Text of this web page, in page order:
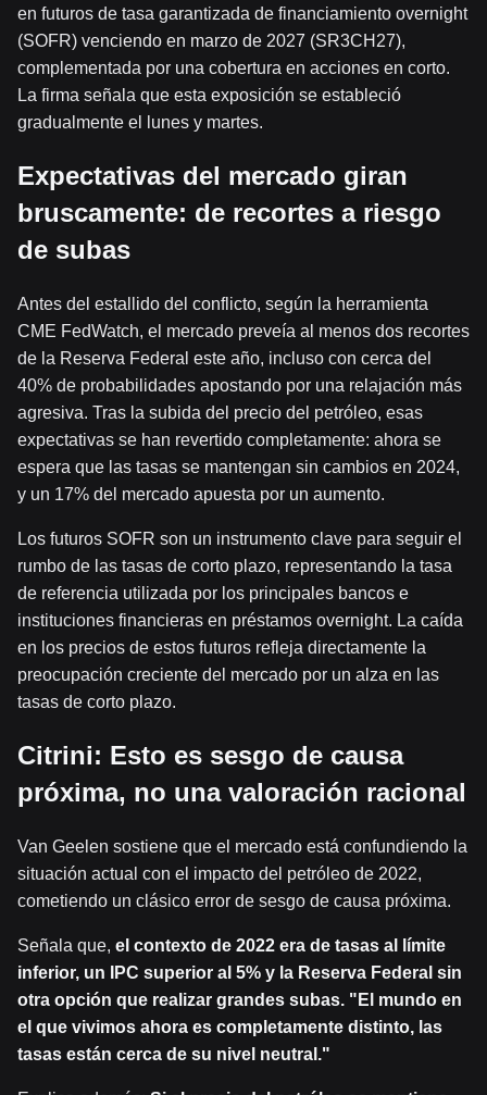
en futuros de tasa garantizada de financiamiento overnight
(SOFR) venciendo en marzo de 2027 (SR3CH27),
complementada por una cobertura en acciones en corto.
La firma señala que esta exposición se estableció
gradualmente el lunes y martes.
Expectativas del mercado giran
bruscamente: de recortes a riesgo
de subas
Antes del estallido del conflicto, según la herramienta
CME FedWatch, el mercado preveía al menos dos recortes
de la Reserva Federal este año, incluso con cerca del
40% de probabilidades apostando por una relajación más
agresiva. Tras la subida del precio del petróleo, esas
expectativas se han revertido completamente: ahora se
espera que las tasas se mantengan sin cambios en 2024,
y un 17% del mercado apuesta por un aumento.
Los futuros SOFR son un instrumento clave para seguir el
rumbo de las tasas de corto plazo, representando la tasa
de referencia utilizada por los principales bancos e
instituciones financieras en préstamos overnight. La caída
en los precios de estos futuros refleja directamente la
preocupación creciente del mercado por un alza en las
tasas de corto plazo.
Citrini: Esto es sesgo de causa
próxima, no una valoración racional
Van Geelen sostiene que el mercado está confundiendo la
situación actual con el impacto del petróleo de 2022,
cometiendo un clásico error de sesgo de causa próxima.
Señala que, el contexto de 2022 era de tasas al límite
inferior, un IPC superior al 5% y la Reserva Federal sin
otra opción que realizar grandes subas. "El mundo en
el que vivimos ahora es completamente distinto, las
tasas están cerca de su nivel neutral."